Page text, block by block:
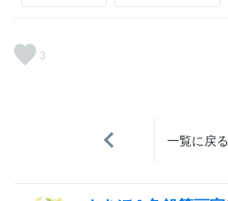
3
一覧に戻る